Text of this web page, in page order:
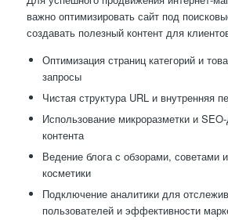
важно оптимизировать сайт под
создавать полезный контент для
Оптимизация страниц категорий и
запросы
Чистая структура URL и внутренняя
Использование микроразметки и
контента
Ведение блога с обзорами, советами
косметики
Подключение аналитики для
пользователей и эффективности